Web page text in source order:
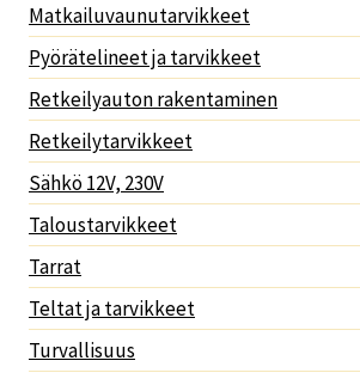
Matkailuvaunutarvikkeet
Pyörätelineet ja tarvikkeet
Retkeilyauton rakentaminen
Retkeilytarvikkeet
Sähkö 12V, 230V
Taloustarvikkeet
Tarrat
Teltat ja tarvikkeet
Turvallisuus